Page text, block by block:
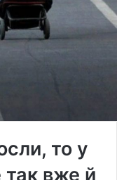
то у
так вже й